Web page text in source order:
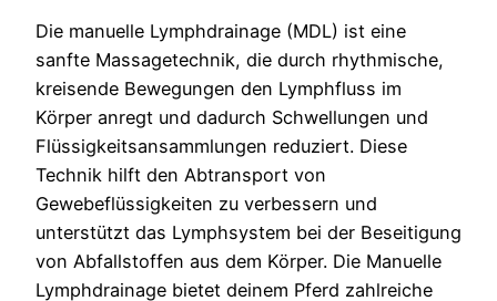
Die manuelle Lymphdrainage (MDL) ist eine
sanfte Massagetechnik, die durch rhythmische,
kreisende Bewegungen den Lymphfluss im
Körper anregt und dadurch Schwellungen und
Flüssigkeitsansammlungen reduziert. Diese
Technik hilft den Abtransport von
Gewebeflüssigkeiten zu verbessern und
unterstützt das Lymphsystem bei der Beseitigung
von Abfallstoffen aus dem Körper. Die Manuelle
Lymphdrainage bietet deinem Pferd zahlreiche